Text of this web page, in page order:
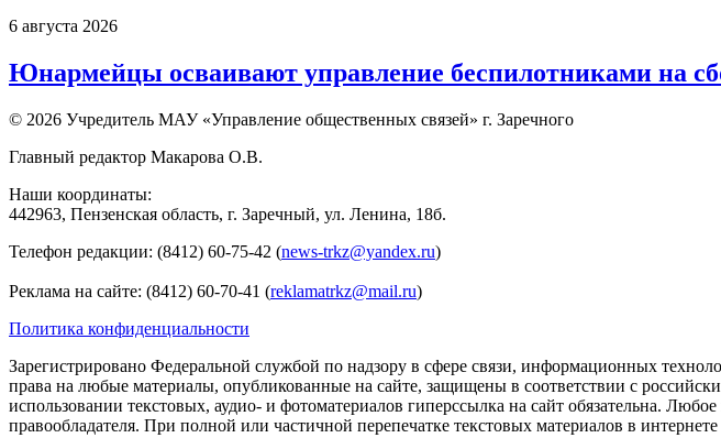
6 августа 2026
Юнармейцы осваивают управление беспилотниками на
© 2026 Учредитель МАУ «Управление общественных связей» г. Заречного
Главный редактор Макарова О.В.
Наши координаты:
442963, Пензенская область, г. Заречный, ул. Ленина, 18б.
Телефон редакции: (8412) 60-75-42 (news-trkz@yandex.ru)
Реклама на сайте: (8412) 60-70-41 (reklamatrkz@mail.ru)
Политика конфиденциальности
Зарегистрировано Федеральной службой по надзору в сфере связи, информационных
права на любые материалы, опубликованные на сайте, защищены в соответствии с
использовании текстовых, аудио- и фотоматериалов гиперссылка на сайт обязательна.
правообладателя. При полной или частичной перепечатке текстовых материалов в